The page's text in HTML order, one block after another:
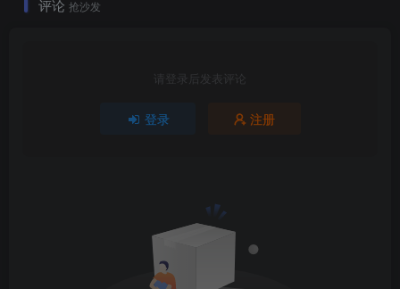
评论 抢沙发
请登录后发表评论
登录 注册